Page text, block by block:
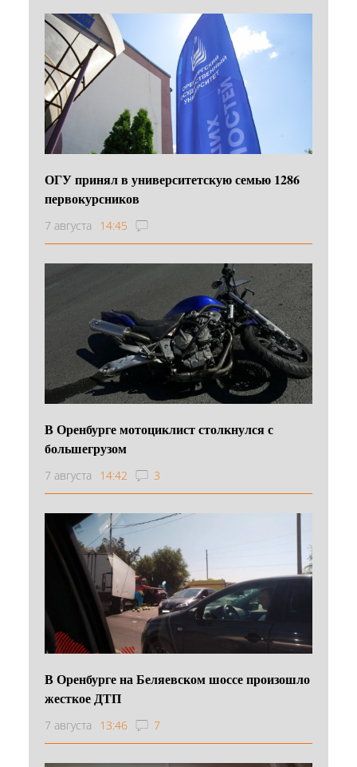
ОГУ принял в университетскую семью 1286
первокурсников
7 августа 14:45
В Оренбурге мотоциклист столкнулся с
большегрузом
7 августа 14:42 3
В Оренбурге на Беляевском шоссе произошло
жесткое ДТП
7 августа 13:46 7